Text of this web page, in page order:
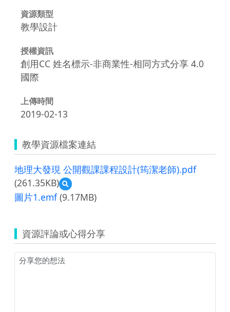
資源類型
教學設計
授權資訊
創用CC 姓名標示-非商業性-相同方式分享 4.0
國際
上傳時間
2019-02-13
教學資源檔案連結
地理大發現 公開觀課課程設計(筠潔老師).pdf
(261.35KB)
預
覽
地
發
現
公
圖片1.emf(9.17MB)
資源評論或心得分享